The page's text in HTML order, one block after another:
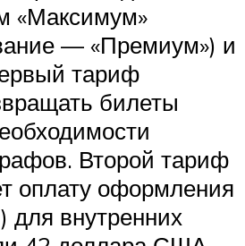
«Максимум»
— «Премиум») и
тариф
билеты
Второй тариф
оплату оформления
для внутренних